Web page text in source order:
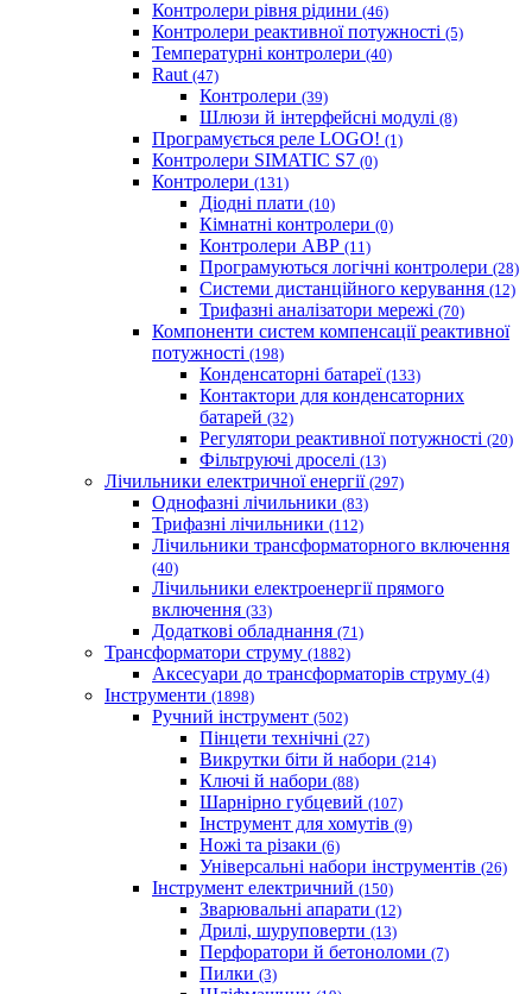
Контролери рівня рідини (46)
Контролери реактивної потужності (5)
Температурні контролери (40)
Raut (47)
Контролери (39)
Шлюзи й інтерфейсні модулі (8)
Програмується реле LOGO! (1)
Контролери SIMATIC S7 (0)
Контролери (131)
Діодні плати (10)
Кімнатні контролери (0)
Контролери АВР (11)
Програмуються логічні контролери (28)
Системи дистанційного керування (12)
Трифазні аналізатори мережі (70)
Компоненти систем компенсації реактивної
потужності (198)
Конденсаторні батареї (133)
Контактори для конденсаторних
батарей (32)
Регулятори реактивної потужності (20)
Фільтруючі дроселі (13)
Лічильники електричної енергії (297)
Однофазні лічильники (83)
Трифазні лічильники (112)
Лічильники трансформаторного включення
(40)
Лічильники електроенергії прямого
включення (33)
Додаткові обладнання (71)
Трансформатори струму (1882)
Аксесуари до трансформаторів струму (4)
Інструменти (1898)
Ручний інструмент (502)
Пінцети технічні (27)
Викрутки біти й набори (214)
Ключі й набори (88)
Шарнірно губцевий (107)
Iнструмент для хомутів (9)
Ножі та різаки (6)
Універсальні набори інструментів (26)
Інструмент електричний (150)
Зварювальні апарати (12)
Дрилі, шуруповерти (13)
Перфоратори й бетоноломи (7)
Пилки (3)